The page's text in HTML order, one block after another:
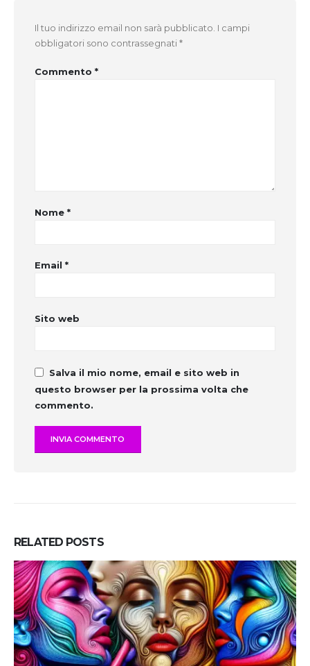
Il tuo indirizzo email non sarà pubblicato. I campi
obbligatori sono contrassegnati*
Commento *
Nome *
Email *
Sito web
Salva il mio nome, email e sito web in
questo browser per la prossima volta che
commento.
RELATED POSTS